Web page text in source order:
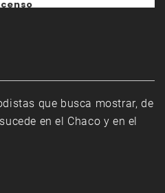
que busca mostrar, de
en el Chaco y en el